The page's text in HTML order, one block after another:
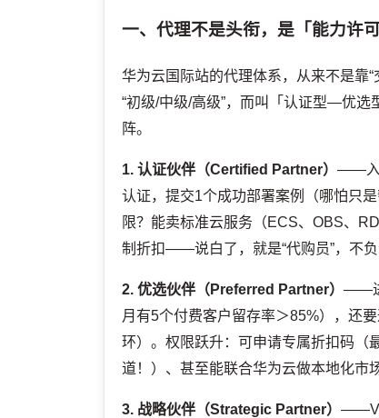
一、代理不是头衔，是「能力许可
华为云国际站的代理体系，从来不是靠
“初级/中级/高级”，而叫「认证型—优
阵。
1. 认证伙伴（Certified Partner）——入
认证，提交1个成功部署案例（哪怕只
限？能卖标准云服务（ECS、OBS、
制折扣——说白了，就是“代购员”，不负
2. 优选伙伴（Preferred Partner）——进
月有5个付费客户留存率＞85%），还
环）。权限跃升：可申请专属折扣码（
道！）、甚至能联合华为云做本地化市
3. 战略伙伴（Strategic Partner）